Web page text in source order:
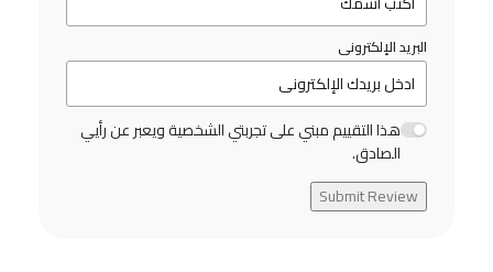
البريد الإلكترونى
هذا التقييم مبني على تجربتي الشخصية ويعبر عن رأيي
الصادق.
Submit Review